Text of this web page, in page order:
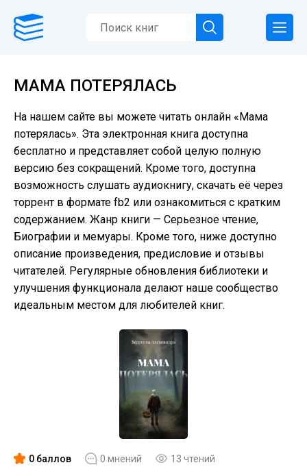
МАМА ПОТЕРЯЛАСЬ
На нашем сайте вы можете читать онлайн «Мама
потерялась». Эта электронная книга доступна
бесплатно и представляет собой целую полную
версию без сокращений. Кроме того, доступна
возможность слушать аудиокнигу, скачать её через
торрент в формате fb2 или ознакомиться с кратким
содержанием. Жанр книги — Серьезное чтение,
Биографии и мемуары. Кроме того, ниже доступно
описание произведения, предисловие и отзывы
читателей. Регулярные обновления библиотеки и
улучшения функционала делают наше сообщество
идеальным местом для любителей книг.
0 баллов 0 мнений 13 чтений